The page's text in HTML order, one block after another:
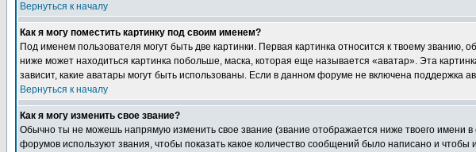
Вернуться к началу
Как я могу поместить картинку под своим именем?
Под именем пользователя могут быть две картинки. Первая картинка относится к твоему
ниже может находиться картинка побольше, маска, которая еще называется «аватар». Эта
зависит, какие аватары могут быть использованы. Если в данном форуме не включена
Вернуться к началу
Как я могу изменить свое звание?
Обычно ты не можешь напрямую изменить свое звание (звание отображается ниже твоего имени
форумов используют звания, чтобы показать какое количество сообщений было написано и